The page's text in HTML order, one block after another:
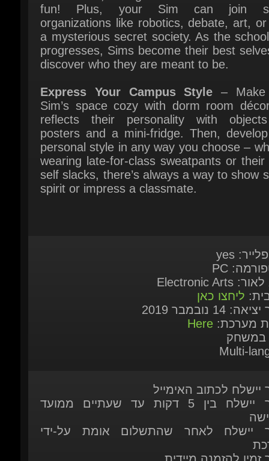
progresses, Sims become their best
discover who they are meant to be.
Express Your Campus Style – Make
Sim’s space cozy with dorm room
posters and a mini-fridge. Then, develop
personal style in any way you choose –
wearing late-for-class sweatpants or their
self slacks, there’s always a way to show
spirit or impress a classmate.
בית:ליחצו כאן
14 נובמבר 2019
מערכת:Here
במשחק
Multi-
יישלח לכתוב האימייל
יישלח לאחר שהתשלום אומת על-ידי
זמין להזמנה מיידית
נוספות אתם מוזמנים לפנות אלינו בצ'אט
איתנו קשר דרך דף הקשר שלנו.